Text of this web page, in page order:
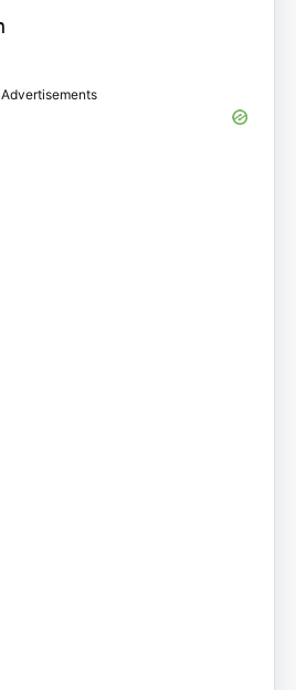
Advertisements